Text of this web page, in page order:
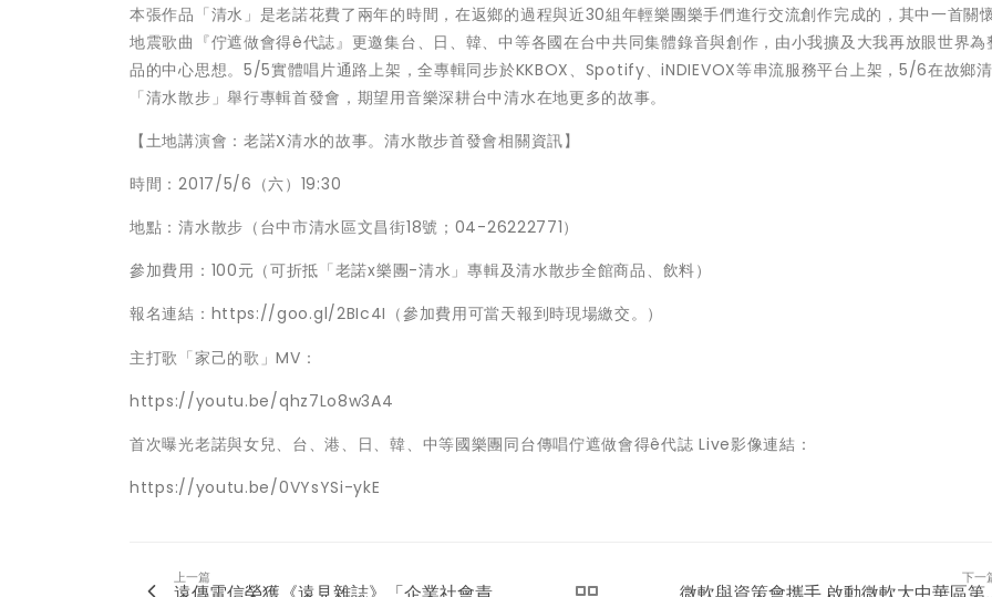
本張作品「清水」是老諾花費了兩年的時間，在返鄉的過程與近30組年輕樂團樂手們進行交流創作完成的，其中一首關
地震歌曲『佇遮做會得ê代誌』更邀集台、日、韓、中等各國在台中共同集體錄音與創作，由小我擴及大我再放眼世界為
品的中心思想。5/5實體唱片通路上架，全專輯同步於KKBOX、Spotify、iNDIEVOX等串流服務平台上架，5/6在故鄉
「清水散步」舉行專輯首發會，期望用音樂深耕台中清水在地更多的故事。
【土地講演會：老諾X清水的故事。清水散步首發會相關資訊】
時間：2017/5/6（六）19:30
地點：清水散步（台中市清水區文昌街18號；04-26222771）
參加費用：100元（可折抵「老諾x樂團-清水」專輯及清水散步全館商品、飲料）
報名連結：https://goo.gl/2BIc4I（參加費用可當天報到時現場繳交。）
主打歌「家己的歌」MV：
https://youtu.be/qhz7Lo8w3A4
首次曝光老諾與女兒、台、港、日、韓、中等國樂團同台傳唱佇遮做會得ê代誌 Live影像連結：
https://youtu.be/0VYsYSi-ykE
上一篇 下一